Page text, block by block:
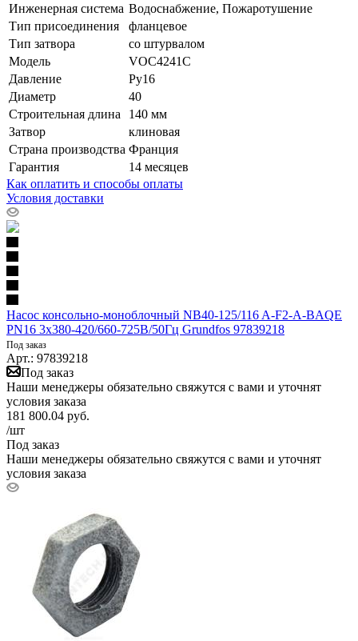
Инженерная система Водоснабжение, Пожаротушение
Тип присоединения
фланцевое
Тип затвора
со штурвалом
Модель
VOC4241C
Давление
Ру16
Диаметр
40
Строительная длина
140 мм
Затвор
клиновая
Страна производства Франция
Гарантия
14 месяцев
Как оплатить и способы оплаты
Условия доставки
Насос консольно-моноблочный NB40-125/116 A-F2-A-BAQE
PN16 3х380-420/660-725В/50Гц Grundfos 97839218
Под заказ
Арт.: 97839218
Под заказ
Наши менеджеры обязательно свяжутся с вами и уточнят
условия заказа
181 800.04 руб.
/шт
Под заказ
Наши менеджеры обязательно свяжутся с вами и уточнят
условия заказа